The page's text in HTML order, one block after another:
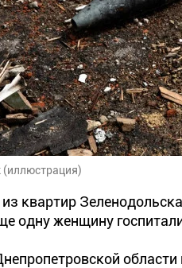
(иллюстрация)
квартир
одну женщину
области